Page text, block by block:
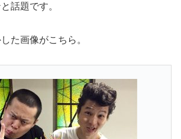
話題です。
た画像がこちら。